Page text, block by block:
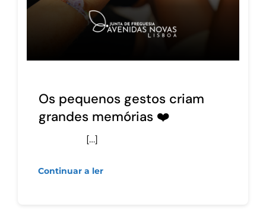
Os pequenos gestos criam
grandes memórias ❤️
[…]
Continuar a ler